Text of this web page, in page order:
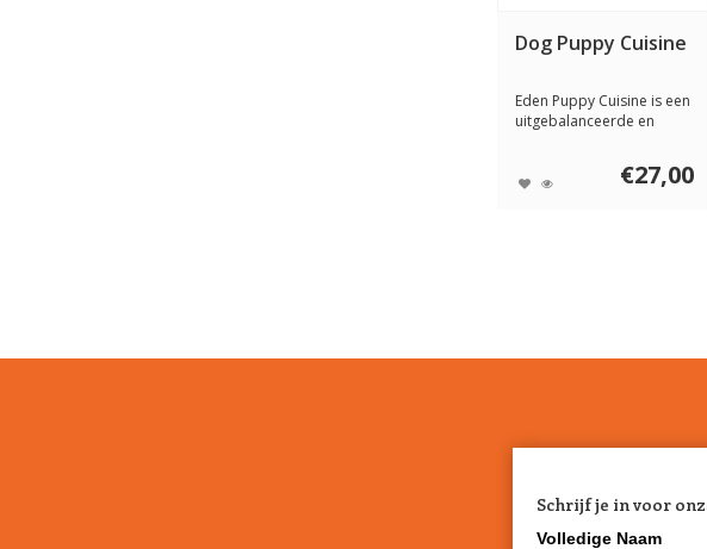
Dog Puppy Cuisine
Eden Puppy Cuisine is een
uitgebalanceerde en
€27,00
Schrijf je in voor
Volledige Naam